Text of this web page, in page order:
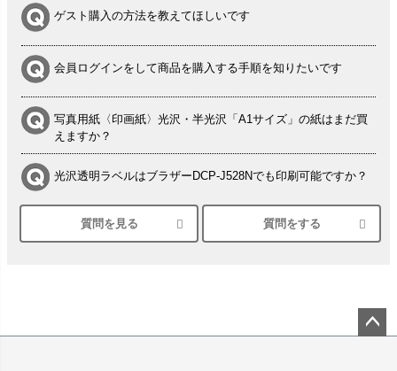
ゲスト購入の方法を教えてほしいです
会員ログインをして商品を購入する手順を知りたいです
写真用紙〈印画紙〉光沢・半光沢「A1サイズ」の紙はまだ買
えますか？
光沢透明ラベルはブラザーDCP-J528Nでも印刷可能ですか？
シルバーペーパーにEPSON EP-30VAで印刷するときの設定
は？
塩ビのロール紙で離型紙が透明の商品はありますか
質問を見る 質問をする